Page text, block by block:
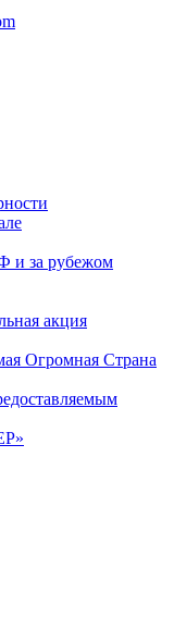
и за рубежом
акция
Огромная Страна